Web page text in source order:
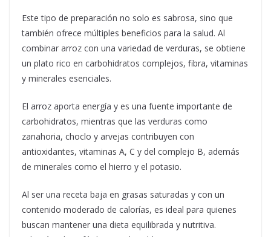
Este tipo de preparación no solo es sabrosa, sino que
también ofrece múltiples beneficios para la salud. Al
combinar arroz con una variedad de verduras, se obtiene
un plato rico en carbohidratos complejos, fibra, vitaminas
y minerales esenciales.
El arroz aporta energía y es una fuente importante de
carbohidratos, mientras que las verduras como
zanahoria, choclo y arvejas contribuyen con
antioxidantes, vitaminas A, C y del complejo B, además
de minerales como el hierro y el potasio.
Al ser una receta baja en grasas saturadas y con un
contenido moderado de calorías, es ideal para quienes
buscan mantener una dieta equilibrada y nutritiva.